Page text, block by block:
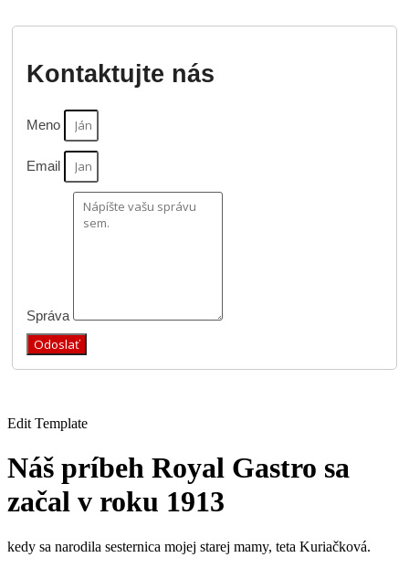
Kontaktujte nás
Meno
Email
Správa
Odoslať
Edit Template
Náš príbeh Royal Gastro sa
začal v roku 1913
kedy sa narodila sesternica mojej starej mamy, teta Kuriačková.